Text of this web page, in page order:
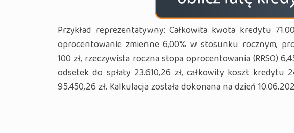
Przykład reprezentatywny: Całkowita kwota kredytu
oprocentowanie zmienne 6,00% w stosunku rocznym,
100 zł, rzeczywista roczna stopa oprocentowania (RRSO)
odsetek do spłaty 23.610,26 zł, całkowity koszt kredytu
95.450,26 zł. Kalkulacja została dokonana na dzień